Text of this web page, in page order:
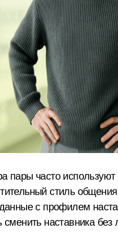
пары часто
стиль
данные с профилем
сменить наставника